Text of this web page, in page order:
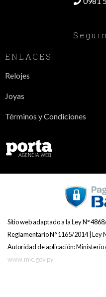
ENLACES
Relojes
Joyas
Términos y Condiciones
Sitio web adaptado a la Ley N°
Reglamentario N° 1165/2014 | Ley
Autoridad de aplicación: Ministerio
www.mic.gov.py